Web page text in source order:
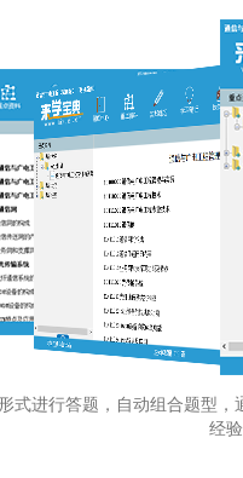
式进行答题，自动组合题型
经